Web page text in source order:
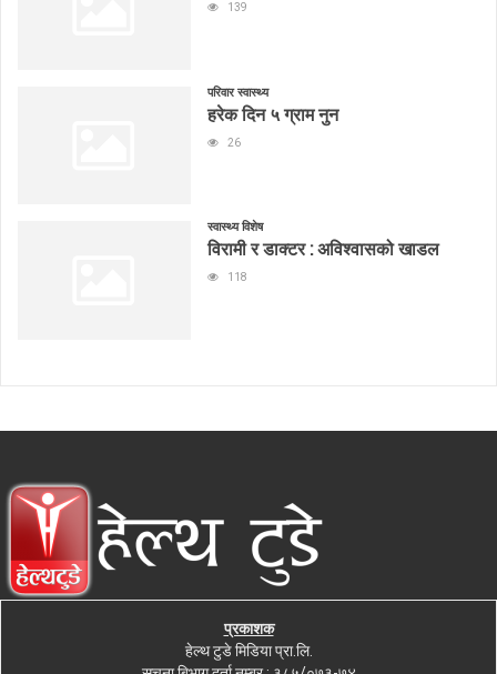
139
परिवार स्वास्थ्य
हरेक दिन ५ ग्राम नुन
26
स्वास्थ्य विशेष
विरामी र डाक्टर : अविश्वासको खाडल
118
प्रकाशक
हेल्थ टुडे मिडिया प्रा.लि.